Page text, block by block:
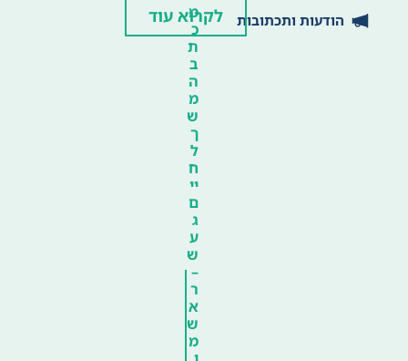
הודעות ותכתובות
מ
כ
ת
ב
ה
מ
ש
ך
ל
ח
יי
ם
ג
ע
ש
–
ר
א
ש
מ
לקרוא עוד